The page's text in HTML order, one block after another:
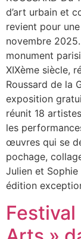
d’art urbain et
revient pour
novembre
monument
XIXème siècle,
Roussard de la
exposition
réunit 18
les
œuvres qui se
pochage,
Julien et
édition
Festival